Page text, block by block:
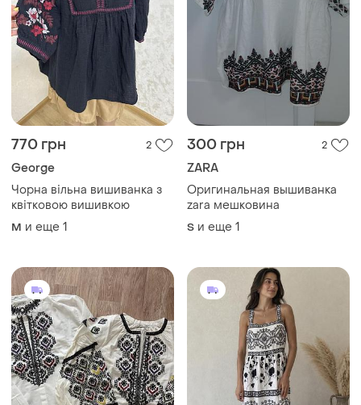
770 грн 2
George
Чорна вільна вишиванка з
квітковою вишивкою
M и еще 1
300 грн 2
ZARA
Оригинальная вышиванка
zara мешковина
S и еще 1